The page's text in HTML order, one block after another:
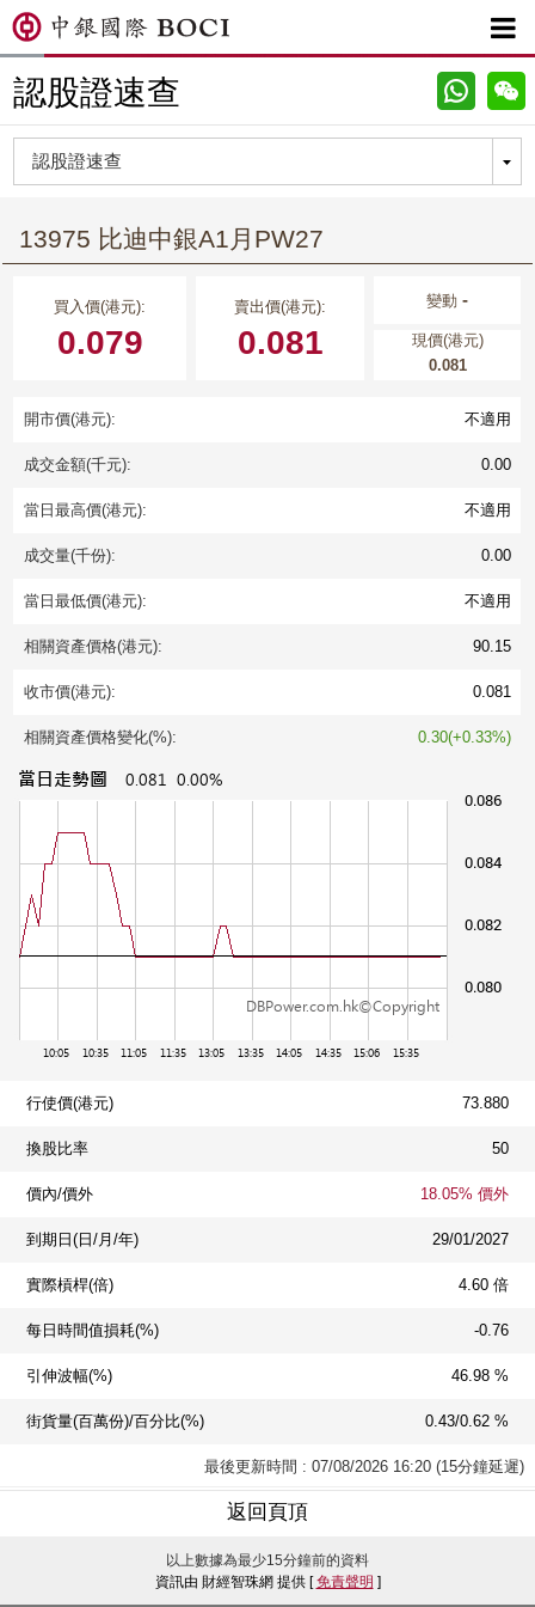

認股證速查
13975 比迪中銀A1月PW27
買入價(港元):
0.079
賣出價(港元):
0.081
變動-
現價(港元)
0.081
開市價(港元): 不適用
成交金額(千元): 0.00
當日最高價(港元): 不適用
成交量(千份): 0.00
當日最低價(港元): 不適用
相關資產價格(港元): 90.15
收市價(港元): 0.081
相關資產價格變化(%): 0.30(+0.33%)
行使價(港元) 73.880
換股比率 50
價內/價外 18.05% 價外
到期日(日/月/年) 29/01/2027
實際槓桿(倍) 4.60 倍
每日時間值損耗(%) -0.76
引伸波幅(%) 46.98 %
街貨量(百萬份)/百分比(%) 0.43/0.62 %
最後更新時間 : 07/08/2026 16:20 (15分鐘延遲)
返回頁頂
以上數據為最少15分鐘前的資料
資訊由 財經智珠網 提供 [免責聲明 ]